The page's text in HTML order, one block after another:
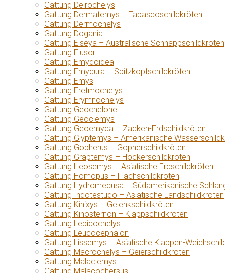
Gattung Deirochelys
Gattung Dermatemys – Tabascoschildkröten
Gattung Dermochelys
Gattung Dogania
Gattung Elseya – Australische Schnappschildkröten
Gattung Elusor
Gattung Emydoidea
Gattung Emydura – Spitzkopfschildkröten
Gattung Emys
Gattung Eretmochelys
Gattung Erymnochelys
Gattung Geochelone
Gattung Geoclemys
Gattung Geoemyda – Zacken-Erdschildkröten
Gattung Glyptemys – Amerikanische
Gattung Gopherus – Gopherschildkröten
Gattung Graptemys – Höckerschildkröten
Gattung Heosemys – Asiatische Erdschildkröten
Gattung Homopus – Flachschildkröten
Gattung Hydromedusa – Südamerikanische
Gattung Indotestudo – Asiatische Landschildkröten
Gattung Kinixys – Gelenkschildkröten
Gattung Kinosternon – Klappschildkröten
Gattung Lepidochelys
Gattung Leucocephalon
Gattung Lissemys – Asiatische Klappen-
Gattung Macrochelys – Geierschildkröten
Gattung Malaclemys